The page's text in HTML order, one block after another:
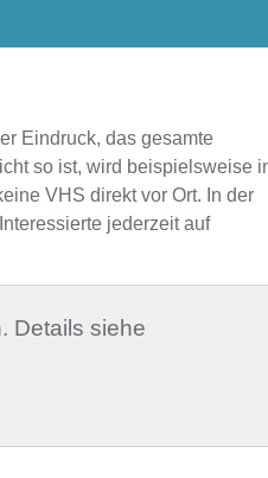
Eindruck, das gesamte
so ist, wird beispielsweise
VHS direkt vor Ort. In der
jederzeit auf
Details siehe